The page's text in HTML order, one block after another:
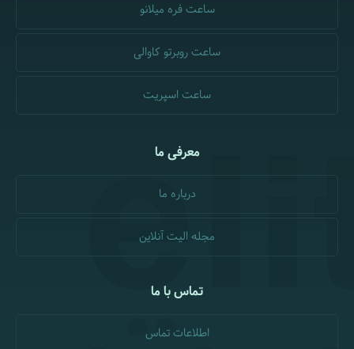
ساعت فره میلانو
ساعت روبرتو کاوالی
ساعت اسپریت
معرفی ما
درباره ما
مجله الیت آنلاین
تماس با ما
اطلاعات تماس